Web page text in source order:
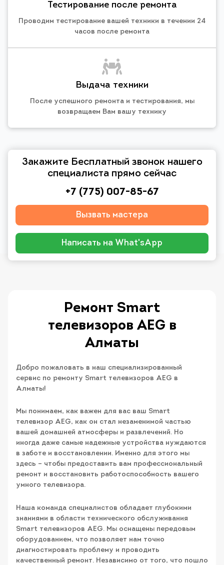
Тестирование после ремонта
Проводим тестирование вашей техники в течении 24
часов после ремонта
Выдача техники
После успешного ремонта и тестирования, мы
возвращаем Вам вашу технику
Закажите Бесплатный звонок нашего
специалиста прямо сейчас
+7 (775) 007-85-67
Вызвать мастера
Написать на What'sApp
Ремонт Smart
телевизоров AEG в
Алматы
Добро пожаловать в наш специализированный
сервис по ремонту Smart телевизоров AEG в
Алматы!
Мы понимаем, как важен для вас ваш Smart
телевизор AEG, как он стал незаменимой частью
вашей домашней атмосферы и развлечений. Но
иногда даже самые надежные устройства нуждаются
в заботе и восстановлении. Именно для этого мы
здесь – чтобы предоставить вам профессиональный
ремонт и восстановить работоспособность вашего
умного телевизора.
Наша команда специалистов обладает глубокими
знаниями в области технического обслуживания
Smart телевизоров AEG. Мы оснащены передовым
оборудованием, что позволяет нам точно
диагностировать проблему и проводить
качественный ремонт. Независимо от того, что пошло